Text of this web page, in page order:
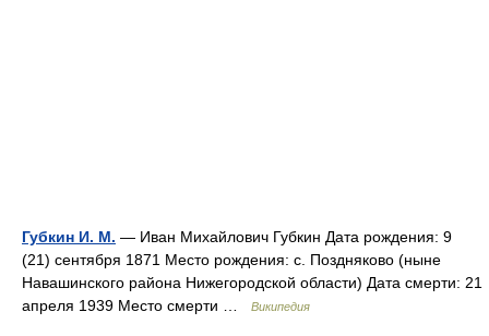
Губкин И. М. — Иван Михайлович Губкин Дата рождения: 9
(21) сентября 1871 Место рождения: с. Поздняково (ныне
Навашинского района Нижегородской области) Дата смерти: 21
апреля 1939 Место смерти …
Википедия